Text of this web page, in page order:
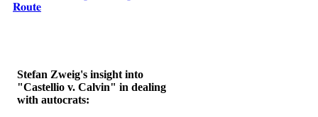
𝐑𝐨𝐮𝐭𝐞
Stefan Zweig's insight into
"Castellio v. Calvin" in dealing
with autocrats: